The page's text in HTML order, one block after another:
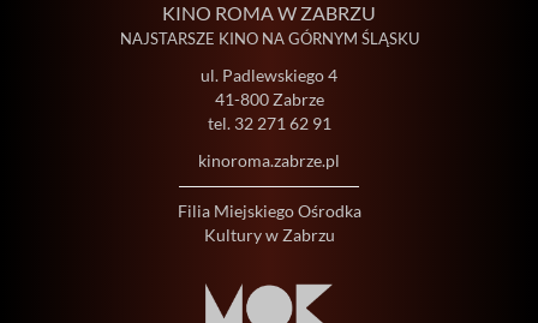
KINO ROMA W ZABRZU
NAJSTARSZE KINO NA GÓRNYM ŚLĄSKU
ul. Padlewskiego 4
41-800 Zabrze
tel. 32 271 62 91
kinoroma.zabrze.pl
Filia Miejskiego Ośrodka
Kultury w Zabrzu